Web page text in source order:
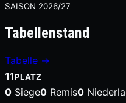
SAISON 2026/27
Tabellenstand
Tabelle →
11PLATZ
0 Siege0 Remis0